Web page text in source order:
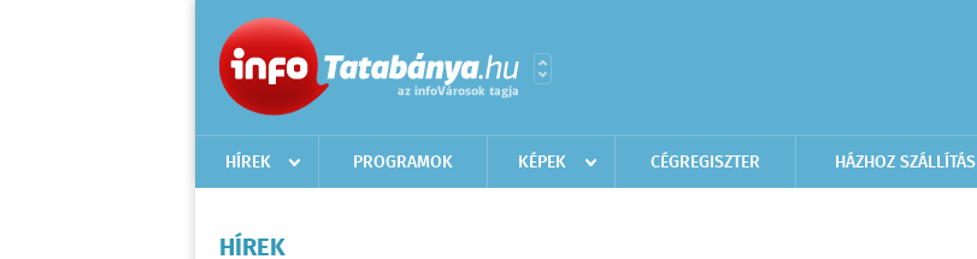
HÍREK PROGRAMOK KÉPEK CÉGREGISZTER HÁZHOZ SZÁLLÍTÁS
HÍREK